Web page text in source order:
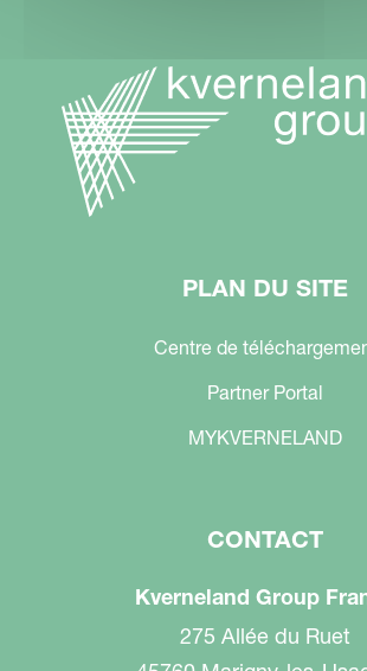
PLAN DU SITE
Centre de
Partner Portal
MYKVERNELAND
CONTACT
Kverneland Group
275 Allée du Ruet